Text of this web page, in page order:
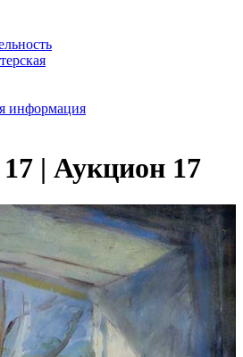
информация
| Аукцион 17